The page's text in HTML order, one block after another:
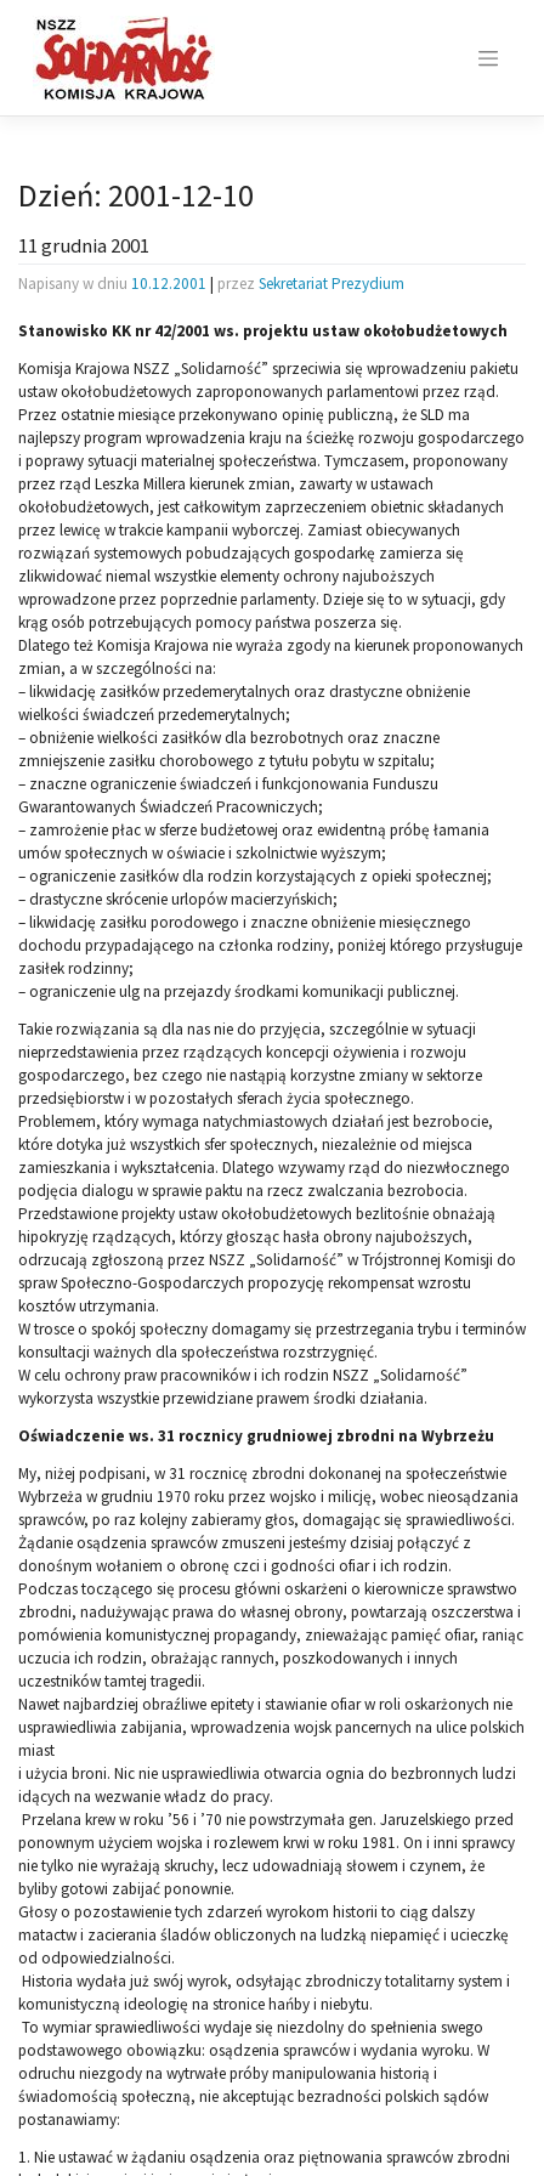
content
Dzień: 2001-12-10
11 grudnia 2001
Napisany w dniu 10.12.2001 | przez Sekretariat Prezydium
Stanowisko KK nr 42/2001 ws. projektu ustaw okołobudżetowych
Komisja Krajowa NSZZ „Solidarność” sprzeciwia się wprowadzeniu pakietu
ustaw okołobudżetowych zaproponowanych parlamentowi przez rząd.
Przez ostatnie miesiące przekonywano opinię publiczną, że SLD ma
najlepszy program wprowadzenia kraju na ścieżkę rozwoju gospodarczego
i poprawy sytuacji materialnej społeczeństwa. Tymczasem, proponowany
przez rząd Leszka Millera kierunek zmian, zawarty w ustawach
okołobudżetowych, jest całkowitym zaprzeczeniem obietnic składanych
przez lewicę w trakcie kampanii wyborczej. Zamiast obiecywanych
rozwiązań systemowych pobudzających gospodarkę zamierza się
zlikwidować niemal wszystkie elementy ochrony najuboższych
wprowadzone przez poprzednie parlamenty. Dzieje się to w sytuacji, gdy
krąg osób potrzebujących pomocy państwa poszerza się.
Dlatego też Komisja Krajowa nie wyraża zgody na kierunek proponowanych
zmian, a w szczególności na:
– likwidację zasiłków przedemerytalnych oraz drastyczne obniżenie
wielkości świadczeń przedemerytalnych;
– obniżenie wielkości zasiłków dla bezrobotnych oraz znaczne
zmniejszenie zasiłku chorobowego z tytułu pobytu w szpitalu;
– znaczne ograniczenie świadczeń i funkcjonowania Funduszu
Gwarantowanych Świadczeń Pracowniczych;
– zamrożenie płac w sferze budżetowej oraz ewidentną próbę łamania
umów społecznych w oświacie i szkolnictwie wyższym;
– ograniczenie zasiłków dla rodzin korzystających z opieki społecznej;
– drastyczne skrócenie urlopów macierzyńskich;
– likwidację zasiłku porodowego i znaczne obniżenie miesięcznego
dochodu przypadającego na członka rodziny, poniżej którego przysługuje
zasiłek rodzinny;
– ograniczenie ulg na przejazdy środkami komunikacji publicznej.
Takie rozwiązania są dla nas nie do przyjęcia, szczególnie w sytuacji
nieprzedstawienia przez rządzących koncepcji ożywienia i rozwoju
gospodarczego, bez czego nie nastąpią korzystne zmiany w sektorze
przedsiębiorstw i w pozostałych sferach życia społecznego.
Problemem, który wymaga natychmiastowych działań jest bezrobocie,
które dotyka już wszystkich sfer społecznych, niezależnie od miejsca
zamieszkania i wykształcenia. Dlatego wzywamy rząd do niezwłocznego
podjęcia dialogu w sprawie paktu na rzecz zwalczania bezrobocia.
Przedstawione projekty ustaw okołobudżetowych bezlitośnie obnażają
hipokryzję rządzących, którzy głosząc hasła obrony najuboższych,
odrzucają zgłoszoną przez NSZZ „Solidarność” w Trójstronnej Komisji do
spraw Społeczno-Gospodarczych propozycję rekompensat wzrostu
kosztów utrzymania.
W trosce o spokój społeczny domagamy się przestrzegania trybu i terminów
konsultacji ważnych dla społeczeństwa rozstrzygnięć.
W celu ochrony praw pracowników i ich rodzin NSZZ „Solidarność”
wykorzysta wszystkie przewidziane prawem środki działania.
Oświadczenie ws. 31 rocznicy grudniowej zbrodni na Wybrzeżu
My, niżej podpisani, w 31 rocznicę zbrodni dokonanej na społeczeństwie
Wybrzeża w grudniu 1970 roku przez wojsko i milicję, wobec nieosądzania
sprawców, po raz kolejny zabieramy głos, domagając się sprawiedliwości.
Żądanie osądzenia sprawców zmuszeni jesteśmy dzisiaj połączyć z
donośnym wołaniem o obronę czci i godności ofiar i ich rodzin.
Podczas toczącego się procesu główni oskarżeni o kierownicze sprawstwo
zbrodni, nadużywając prawa do własnej obrony, powtarzają oszczerstwa i
pomówienia komunistycznej propagandy, znieważając pamięć ofiar, raniąc
uczucia ich rodzin, obrażając rannych, poszkodowanych i innych
uczestników tamtej tragedii.
Nawet najbardziej obraźliwe epitety i stawianie ofiar w roli oskarżonych nie
usprawiedliwia zabijania, wprowadzenia wojsk pancernych na ulice polskich
miast
i użycia broni. Nic nie usprawiedliwia otwarcia ognia do bezbronnych ludzi
idących na wezwanie władz do pracy.
Przelana krew w roku ’56 i ’70 nie powstrzymała gen. Jaruzelskiego przed
ponownym użyciem wojska i rozlewem krwi w roku 1981. On i inni sprawcy
nie tylko nie wyrażają skruchy, lecz udowadniają słowem i czynem, że
byliby gotowi zabijać ponownie.
Głosy o pozostawienie tych zdarzeń wyrokom historii to ciąg dalszy
matactw i zacierania śladów obliczonych na ludzką niepamięć i ucieczkę
od odpowiedzialności.
Historia wydała już swój wyrok, odsyłając zbrodniczy totalitarny system i
komunistyczną ideologię na stronice hańby i niebytu.
To wymiar sprawiedliwości wydaje się niezdolny do spełnienia swego
podstawowego obowiązku: osądzenia sprawców i wydania wyroku. W
odruchu niezgody na wytrwałe próby manipulowania historią i
świadomością społeczną, nie akceptując bezradności polskich sądów
postanawiamy:
1. Nie ustawać w żądaniu osądzenia oraz piętnowania sprawców zbrodni